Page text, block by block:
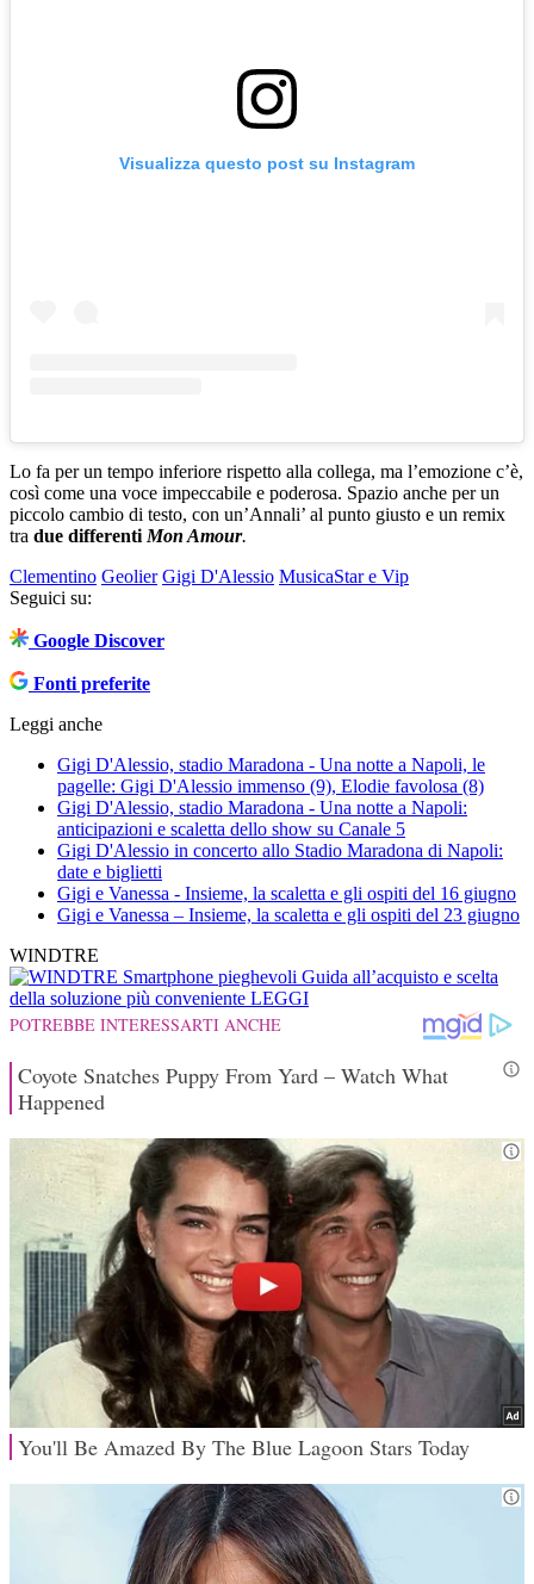
Visualizza questo post su Instagram
Lo fa per un tempo inferiore rispetto alla collega, ma l’emozione c’è,
così come una voce impeccabile e poderosa. Spazio anche per un
piccolo cambio di testo, con un’Annali’ al punto giusto e un remix
tra due differenti Mon Amour.
Clementino Geolier Gigi D'Alessio MusicaStar e Vip
Seguici su:
Google Discover
Fonti preferite
Leggi anche
Gigi D'Alessio, stadio Maradona - Una notte a Napoli, le
pagelle: Gigi D'Alessio immenso (9), Elodie favolosa (8)
Gigi D'Alessio, stadio Maradona - Una notte a Napoli:
anticipazioni e scaletta dello show su Canale 5
Gigi D'Alessio in concerto allo Stadio Maradona di Napoli:
date e biglietti
Gigi e Vanessa - Insieme, la scaletta e gli ospiti del 16 giugno
Gigi e Vanessa – Insieme, la scaletta e gli ospiti del 23 giugno
WINDTRE
Smartphone pieghevoli Guida all’acquisto e scelta
della soluzione più conveniente LEGGI